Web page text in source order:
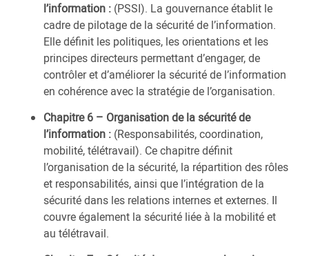
l’information : (PSSI). La gouvernance établit le
cadre de pilotage de la sécurité de l’information.
Elle définit les politiques, les orientations et les
principes directeurs permettant d’engager, de
contrôler et d’améliorer la sécurité de l’information
en cohérence avec la stratégie de l’organisation.
Chapitre 6 – Organisation de la sécurité de
l’information : (Responsabilités, coordination,
mobilité, télétravail). Ce chapitre définit
l’organisation de la sécurité, la répartition des rôles
et responsabilités, ainsi que l’intégration de la
sécurité dans les relations internes et externes. Il
couvre également la sécurité liée à la mobilité et
au télétravail.